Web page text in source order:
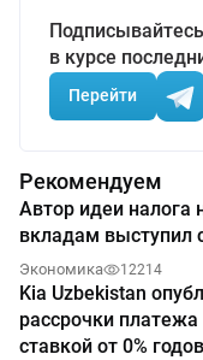
в курсе
Перейти
Рекомендуем
Автор идеи налога
вкладам выступил
Экономика 12214
Kia Uzbekistan
рассрочки платежа
ставкой от 0%